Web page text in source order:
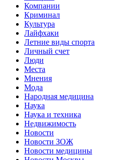
Компании
Криминал
Культура
Лайфхаки
Летние виды спорта
Личный счет
Люди
Места
Мнения
Мода
Народная медицина
Наука
Наука и техника
Недвижимость
Новости
Новости ЗОЖ
Новости медицины